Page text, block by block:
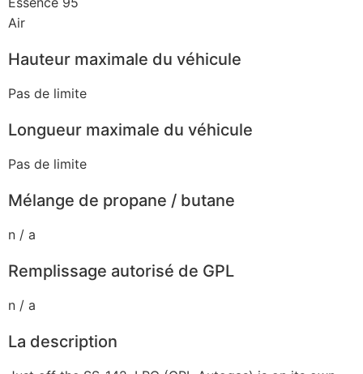
Air
Hauteur maximale du véhicule
Pas de limite
Longueur maximale du véhicule
Pas de limite
Mélange de propane / butane
n / a
Remplissage autorisé de GPL
n / a
La description